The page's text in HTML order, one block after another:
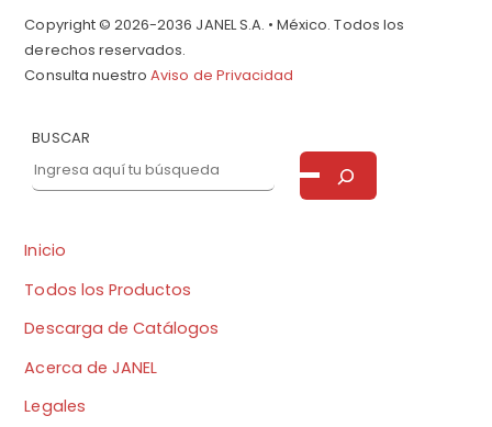
Copyright © 2026-2036 JANEL S.A. • México. Todos los
derechos reservados.
Consulta nuestroAviso de Privacidad
BUSCAR
Inicio
Todos los Productos
Descarga de Catálogos
Acerca de JANEL
Legales